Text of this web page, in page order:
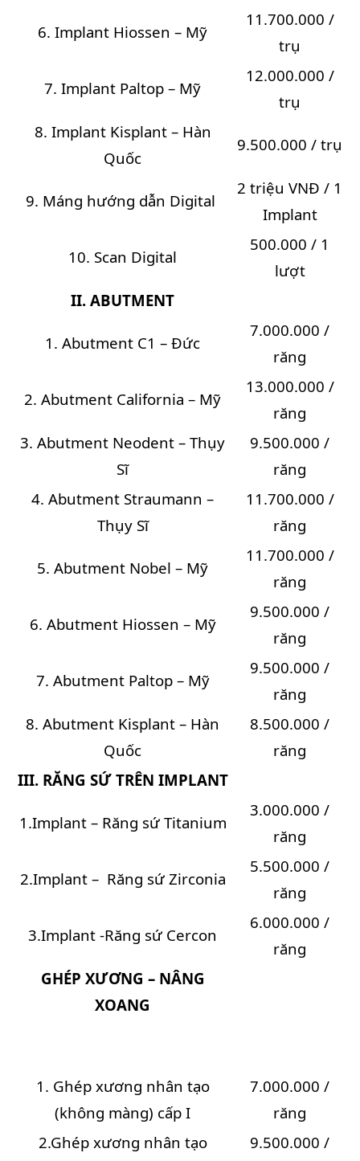
6. Implant Hiossen – Mỹ
11.700.000 /
trụ
7. Implant Paltop – Mỹ
12.000.000 /
trụ
8. Implant Kisplant – Hàn
Quốc
9.500.000 / trụ
9. Máng hướng dẫn Digital
2 triệu VNĐ / 1
Implant
10. Scan Digital
500.000 / 1
lượt
II. ABUTMENT
1. Abutment C1 – Đức
7.000.000 /
răng
2. Abutment California – Mỹ
13.000.000 /
răng
3. Abutment Neodent – Thụy
Sĩ
9.500.000 /
răng
4. Abutment Straumann –
Thụy Sĩ
11.700.000 /
răng
5. Abutment Nobel – Mỹ
11.700.000 /
răng
6. Abutment Hiossen – Mỹ
9.500.000 /
răng
7. Abutment Paltop – Mỹ
9.500.000 /
răng
8. Abutment Kisplant – Hàn
Quốc
8.500.000 /
răng
III. RĂNG SỨ TRÊN IMPLANT
1.Implant – Răng sứ Titanium
3.000.000 /
răng
2.Implant – Răng sứ Zirconia
5.500.000 /
răng
3.Implant -Răng sứ Cercon
6.000.000 /
răng
GHÉP XƯƠNG – NÂNG
XOANG
1. Ghép xương nhân tạo
(không màng) cấp I
7.000.000 /
răng
2.Ghép xương nhân tạo
9.500.000 /